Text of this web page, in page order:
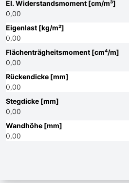
El. Widerstandsmoment [cm/m³]
0,00
Eigenlast [kg/m²]
0,00
Flächenträgheitsmoment [cm⁴/m]
0,00
Rückendicke [mm]
0,00
Stegdicke [mm]
0,00
Wandhöhe [mm]
0,00